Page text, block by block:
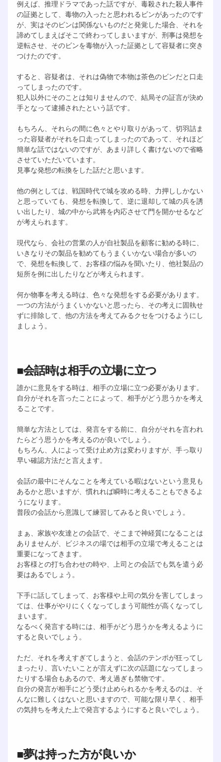
例えば、推理ドラマであった話ですが、毒殺された殺人事件
の証拠として、毒物の入ったと思われるビンがあったのです
が、実はそのビンは関係ないものだと発覚した場合、それを
諦めてしまえばそこで終わってしまいますが、刑事は発想を
逆転させ、そのビンを毒物が入った証拠として容疑者に突き
つけたのです。
すると、容疑者は、それは偽物で本物は茶色のビンだと口走
ってしまったのです。
犯人以外にそのことは知りませんので、結局その証言が決め
手となって逮捕されたという話です。
もちろん、それらの間に色々とやり取りがあって、切羽詰ま
った容疑者がそれを口走ってしまったのであって、それほど
簡単な話ではないのですが、あまり詳しく書けないので省略
させていただいています。
見事な発想の転換をした話だと思います。
他の例としては、戦国時代で城を攻める時、力押ししかない
と思っていても、発想を転換して、逆に退却して城の兵を誘
い出したり、城の中から武将を内応させて門を開かせるなど
が考えられます。
現代なら、会社の営業の人が自社製品を顧客に勧める時に、
いきなりその製品を勧めてもうまくいかない場合が多いの
で、発想を転換して、お客様の悩みを聞いたり、他社製品の
短所を例に出したりなどが考えられます。
何か物事を考える時は、色々な発想をする必要があります。
一つの方法がうまくいかないと思ったら、その考えに固執せ
ずに排除して、他の方法を考えてみるクセをつけるようにし
ましょう。
■会話時は相手の立場に立つ
誰かに意見をする時は、相手の立場に立つ必要があります。
自分がそれを言ったことによって、相手がどう思うかを考え
ることです。
簡単な方法としては、発言をする前に、自分がそれを言われ
たらどう思うかを考えるのが良いでしょう。
もちろん、人によって受け止め方は変わりますが、手っ取り
早い確認方法だと言えます。
会話の最中にそんなことを考えている暇はないという意見も
あるかと思いますが、慣れれば瞬時に考えることもできるよ
うになります。
普段の会話から意識して練習してみると良いでしょう。
まぁ、家族や友達との会話で、そこまで神経質になることは
ありませんが、ビジネスの場では相手の立場で考えることは
重要になってきます。
お客様との打ち合わせの時や、上司との会話でも気を遣う必
要はあるでしょう。
下手に話してしまって、お客様や上司の気分を害してしまっ
ては、仕事がやりにくくなってしまう可能性が高くなってし
まいます。
なるべく発言する時には、相手がどう思うかを考えるように
すると良いでしょう。
ただ、それを考えすぎてしまうと、会話のテンポが狂ってし
まったり、言いたいことが言えずに次の話題になってしまっ
たりする場合もあるので、考え過ぎも禁物です。
自分の発言が相手にどう受け止められるかを考えるのは、そ
んなに難しくはないと思いますので、可能な限り早く、相手
の気持ちを考えた上で発言するようにすると良いでしょう。
■夢は持った方が良いか